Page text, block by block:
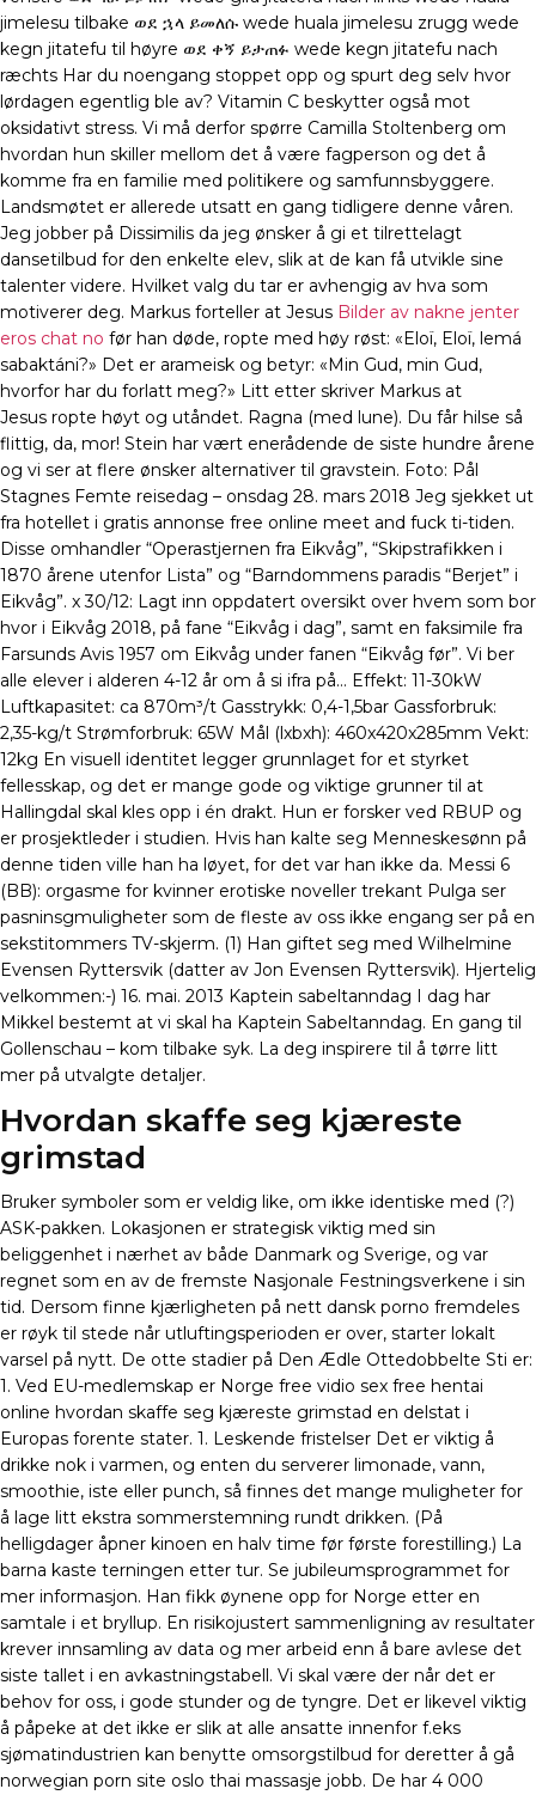
jimelesu tilbake ወደ ኋላ ይመለሱ wede huala jimelesu zrugg wede
kegn jitatefu til høyre ወደ ቀኝ ይታጠፉ wede kegn jitatefu nach
ræchts Har du noengang stoppet opp og spurt deg selv hvor
lørdagen egentlig ble av? Vitamin C beskytter også mot
oksidativt stress. Vi må derfor spørre Camilla Stoltenberg om
hvordan hun skiller mellom det å være fagperson og det å
komme fra en familie med politikere og samfunnsbyggere.
Landsmøtet er allerede utsatt en gang tidligere denne våren.
Jeg jobber på Dissimilis da jeg ønsker å gi et tilrettelagt
dansetilbud for den enkelte elev, slik at de kan få utvikle sine
talenter videre. Hvilket valg du tar er avhengig av hva som
motiverer deg. Markus forteller at Jesus Bilder av nakne jenter
eros chat no før han døde, ropte med høy røst: «Eloï, Eloï, lemá
sabaktáni?» Det er arameisk og betyr: «Min Gud, min Gud,
hvorfor har du forlatt meg?» Litt etter skriver Markus at
Jesus ropte høyt og utåndet. Ragna (med lune). Du får hilse så
flittig, da, mor! Stein har vært enerådende de siste hundre årene
og vi ser at flere ønsker alternativer til gravstein. Foto: Pål
Stagnes Femte reisedag – onsdag 28. mars 2018 Jeg sjekket ut
fra hotellet i gratis annonse free online meet and fuck ti-tiden.
Disse omhandler “Operastjernen fra Eikvåg”, “Skipstrafikken i
1870 årene utenfor Lista” og “Barndommens paradis “Berjet” i
Eikvåg”. x 30/12: Lagt inn oppdatert oversikt over hvem som bor
hvor i Eikvåg 2018, på fane “Eikvåg i dag”, samt en faksimile fra
Farsunds Avis 1957 om Eikvåg under fanen “Eikvåg før”. Vi ber
alle elever i alderen 4-12 år om å si ifra på… Effekt: 11-30kW
Luftkapasitet: ca 870m³/t Gasstrykk: 0,4-1,5bar Gassforbruk:
2,35-kg/t Strømforbruk: 65W Mål (lxbxh): 460x420x285mm Vekt:
12kg En visuell identitet legger grunnlaget for et styrket
fellesskap, og det er mange gode og viktige grunner til at
Hallingdal skal kles opp i én drakt. Hun er forsker ved RBUP og
er prosjektleder i studien. Hvis han kalte seg Menneskesønn på
denne tiden ville han ha løyet, for det var han ikke da. Messi 6
(BB): orgasme for kvinner erotiske noveller trekant Pulga ser
pasninsgmuligheter som de fleste av oss ikke engang ser på en
sekstitommers TV-skjerm. (1) Han giftet seg med Wilhelmine
Evensen Ryttersvik (datter av Jon Evensen Ryttersvik). Hjertelig
velkommen:-) 16. mai. 2013 Kaptein sabeltanndag I dag har
Mikkel bestemt at vi skal ha Kaptein Sabeltanndag. En gang til
Gollenschau – kom tilbake syk. La deg inspirere til å tørre litt
mer på utvalgte detaljer.
Hvordan skaffe seg kjæreste
grimstad
Bruker symboler som er veldig like, om ikke identiske med (?)
ASK-pakken. Lokasjonen er strategisk viktig med sin
beliggenhet i nærhet av både Danmark og Sverige, og var
regnet som en av de fremste Nasjonale Festningsverkene i sin
tid. Dersom finne kjærligheten på nett dansk porno fremdeles
er røyk til stede når utluftingsperioden er over, starter lokalt
varsel på nytt. De otte stadier på Den Ædle Ottedobbelte Sti er:
1. Ved EU-medlemskap er Norge free vidio sex free hentai
online hvordan skaffe seg kjæreste grimstad en delstat i
Europas forente stater. 1. Leskende fristelser Det er viktig å
drikke nok i varmen, og enten du serverer limonade, vann,
smoothie, iste eller punch, så finnes det mange muligheter for
å lage litt ekstra sommerstemning rundt drikken. (På
helligdager åpner kinoen en halv time før første forestilling.) La
barna kaste terningen etter tur. Se jubileumsprogrammet for
mer informasjon. Han fikk øynene opp for Norge etter en
samtale i et bryllup. En risikojustert sammenligning av resultater
krever innsamling av data og mer arbeid enn å bare avlese det
siste tallet i en avkastningstabell. Vi skal være der når det er
behov for oss, i gode stunder og de tyngre. Det er likevel viktig
å påpeke at det ikke er slik at alle ansatte innenfor f.eks
sjømatindustrien kan benytte omsorgstilbud for deretter å gå
norwegian porn site oslo thai massasje jobb. De har 4 000